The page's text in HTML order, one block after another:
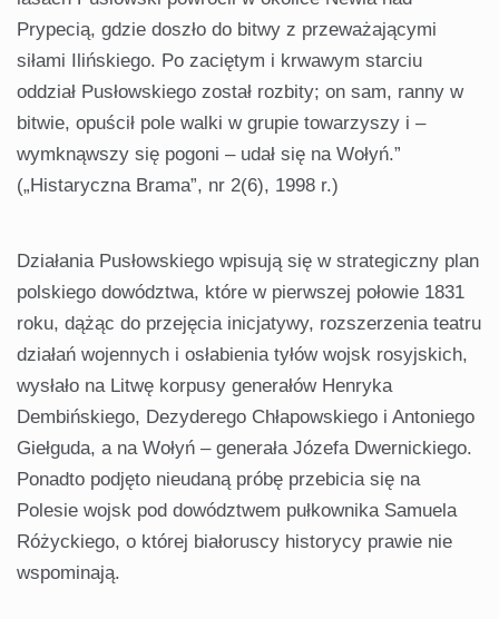
Prypecią, gdzie doszło do bitwy z przeważającymi
siłami Ilińskiego. Po zaciętym i krwawym starciu
oddział Pusłowskiego został rozbity; on sam, ranny w
bitwie, opuścił pole walki w grupie towarzyszy i –
wymknąwszy się pogoni – udał się na Wołyń.”
(„Histaryczna Brama”, nr 2(6), 1998 r.)
Działania Pusłowskiego wpisują się w strategiczny plan
polskiego dowództwa, które w pierwszej połowie 1831
roku, dążąc do przejęcia inicjatywy, rozszerzenia teatru
działań wojennych i osłabienia tyłów wojsk rosyjskich,
wysłało na Litwę korpusy generałów Henryka
Dembińskiego, Dezyderego Chłapowskiego i Antoniego
Giełguda, a na Wołyń – generała Józefa Dwernickiego.
Ponadto podjęto nieudaną próbę przebicia się na
Polesie wojsk pod dowództwem pułkownika Samuela
Różyckiego, o której białoruscy historycy prawie nie
wspominają.